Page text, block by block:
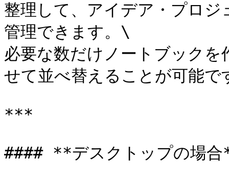
整理して、アイデア・プロ
管理できます。\
必要な数だけノートブック
せて並べ替えることが可能で
***
#### **デスクトップの場